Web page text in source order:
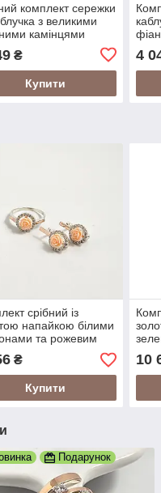
комплект сережки
з великими
камінцями
₴
Купити
4
срібний із
напайкою білими
та рожевим
₴
Купити
10
Подарунок